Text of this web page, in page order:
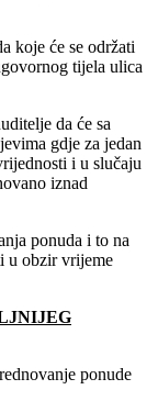
koje će se održati
tijela ulica
da će sa
gdje za jedan
i u slučaju
iznad
ponuda i to na
u obzir vrijeme
ponude